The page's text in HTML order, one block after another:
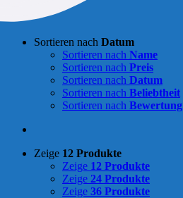
Sortieren nach Datum
Sortieren nach Name
Sortieren nach Preis
Sortieren nach Datum
Sortieren nach Beliebtheit
Sortieren nach Bewertung
Zeige 12 Produkte
Zeige 12 Produkte
Zeige 24 Produkte
Zeige 36 Produkte